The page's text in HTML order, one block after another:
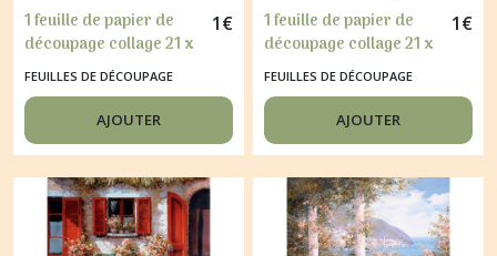
1 feuille de papier de
découpage collage 21 x
29,7 cm MANEQUIN
VINTAGE 142
1€
FEUILLES DE DÉCOUPAGE
AJOUTER
1 feuille de papier de
découpage collage 21 x
29,7 cm ROSE CARTE
POSTALE VINTAGE 57
1€
FEUILLES DE DÉCOUPAGE
AJOUTER